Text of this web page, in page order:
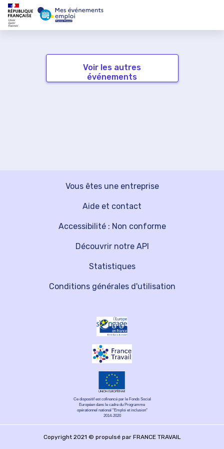
Voir les autres
événements
Vous êtes une entreprise
Découvrir notre API
Aide et contact
Statistiques
Accessibilité : Non conforme
Conditions générales d'utilisation
Ce dispositif est cofinancé par le Fonds Social
Européen dans le cadre du Programme
opérationnel national "Emploi et inclusion"
2014-2020
Copyright 2021 © propulsé par FRANCE TRAVAIL